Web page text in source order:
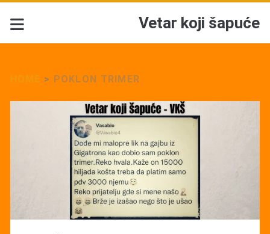
Vetar koji šapuće
> POKLON TRIMER
<span>Poklon
trimer</span>